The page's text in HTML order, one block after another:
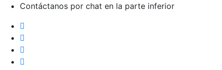
Contáctanos por chat en la parte inferior